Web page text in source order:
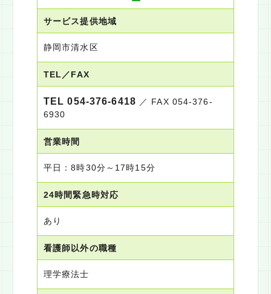
訪問看護師を目指す方
サービス提供地域
静岡市清水区
TEL／FAX
TEL 054-376-6418 ／ FAX 054-376-
6930
営業時間
平日：8時30分～17時15分
24時間緊急時対応
あり
看護師以外の職種
理学療法士